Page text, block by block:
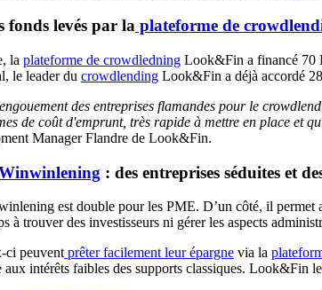
fonds levés par la plateforme de
la plateforme de crowdledning Look&Fin a financé 70
le leader du crowdlending Look&Fin a déjà accordé
des entreprises flamandes pour le
de coût d'emprunt, très rapide à mettre en place et
Manager Flandre de Look&Fin.
: des entreprises séduites et
est double pour les PME. D’un côté, il permet
à trouver des investisseurs ni gérer les aspects
ci peuventprêter facilement leur épargne via la
aux intérêts faibles des supports classiques. Look&Fin